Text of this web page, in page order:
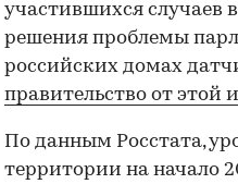
участившихся случаев
решения проблемы
российских домах
правительство от этой
По данным Росстата,
территории на начало